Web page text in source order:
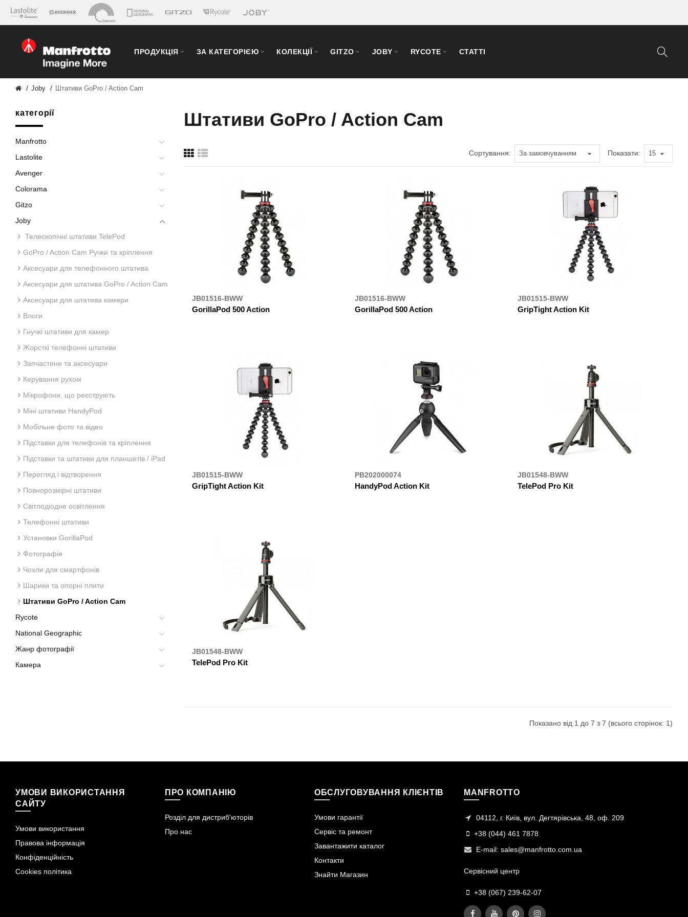
ПРОДУКЦІЯ ЗА КАТЕГОРІЄЮ КОЛЕКЦІЇ GITZO JOBY RYCOTE СТАТТІ
Joby Штативи GoPro / Action Cam
категорії
Manfrotto
Lastolite
Avenger
Colorama
Gitzo
Joby
Телескопічні штативи TelePod
GoPro / Action Cam Ручки та кріплення
Аксесуари для телефонного штатива
Аксесуари для штатива GoPro / Action Cam
Аксесуари для штатива камери
Влоги
Гнучкі штативи для камер
Жорсткі телефонні штативи
Запчастини та аксесуари
Керування рухом
Мікрофони, що реєструють
Міні штативи HandyPod
Мобільне фото та відео
Підставки для телефонів та кріплення
Підставки та штативи для планшетів / iPad
Перегляд і відтворення
Повнорозмірні штативи
Світлодіодне освітлення
Телефонні штативи
Установки GorillaPod
Фотографія
Чохли для смартфонів
Шарики та опорні плити
Штативи GoPro / Action Cam
Rycote
National Geographic
Жанр фотографії
Камера
Штативи GoPro / Action Cam
Сортування: Показати:
JB01516-BWW
GorillaPod 500 Action
JB01516-BWW
GorillaPod 500 Action
JB01515-BWW
GripTight Action Kit
JB01515-BWW
GripTight Action Kit
PB202000074
HandyPod Action Kit
JB01548-BWW
TelePod Pro Kit
JB01548-BWW
TelePod Pro Kit
Показано від 1 до 7 з 7 (всього сторінок: 1)
УМОВИ ВИКОРИСТАННЯ
САЙТУ
Умови використання
Правова інформація
Конфіденційність
Cookies політика
ПРО КОМПАНІЮ
Розділ для дистриб'юторів
Про нас
ОБСЛУГОВУВАННЯ КЛІЄНТІВ
Умови гарантії
Сервіс та ремонт
Завантажити каталог
Контакти
Знайти Магазин
MANFROTTO
04112, г. Київ, вул. Дегтярівська, 48, оф. 209
+38 (044) 461 7878
E-mail: sales@manfrotto.com.ua
Сервісний центр
+38 (067) 239-62-07